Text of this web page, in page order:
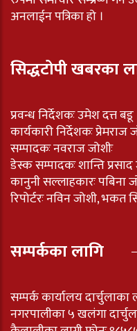
अनलाईन पत्रिका हो ।
सिद्धटोपी खबरका
प्रवन्ध निर्देशकः उमेश दत्त बडू
कार्यकारी निर्देशकः प्रेमराज
सम्पादकः नवराज जोशीः
डेस्क सम्पादकः शान्ति
कानुनी सल्लाहकारः पबिना
रिपोर्टरः नविन जोशी, भकत
सम्पर्कका लागि
सम्पर्क कार्यालय
नगरपालीका ५ खलंगा